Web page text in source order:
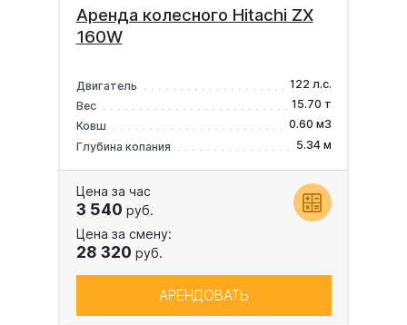
Аренда колесного Hitachi ZX
160W
Двигатель
122 л.с.
Вес
15.70 т
Ковш
0.60 м3
Глубина копания
5.34 м
Цена за час
3 540 руб.
Цена за смену:
28 320 руб.
АРЕНДОВАТЬ